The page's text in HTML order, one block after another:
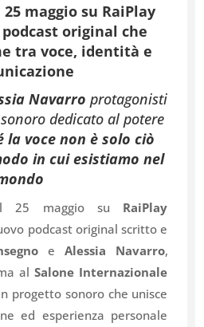
25 maggio su RaiPlay
original che
tra voce, identità e
Navarro protagonisti
dedicato al potere
la voce non è solo ciò
in cui esistiamo nel
25 maggio su RaiPlay
podcast original scritto e
e Alessia Navarro,
alSalone Internazionale
progetto sonoro che unisce
ed esperienza personale